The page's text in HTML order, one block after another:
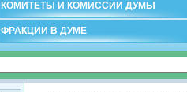
КОМИТЕТЫ И КОМИССИИ ДУМЫ
ФРАКЦИИ В ДУМЕ